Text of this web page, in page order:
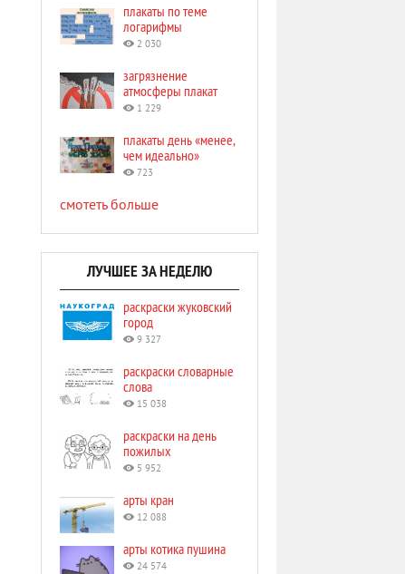
плакаты по теме
логарифмы
2 030
загрязнение
атмосферы плакат
1 229
плакаты день «менее,
чем идеально»
723
смотеть больше
ЛУЧШЕЕ ЗА НЕДЕЛЮ
раскраски жуковский
город
9 327
раскраски словарные
слова
15 038
раскраски на день
пожилых
5 952
арты кран
12 088
арты котика пушина
24 574